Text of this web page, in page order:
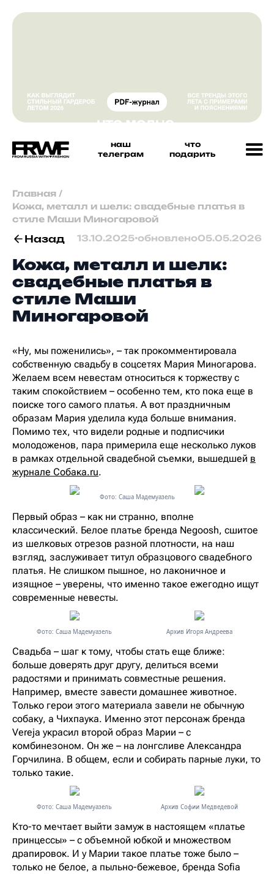
наш
телеграм
что
подарить
Главная /
Кожа, металл и шелк: свадебные платья в
стиле Маши Миногаровой
Назад 13.10.2025•обновлено05.05.2026
Кожа, металл и шелк:
свадебные платья в
стиле Маши
Миногаровой
«Ну, мы поженились», – так прокомментировала
собственную свадьбу в соцсетях Мария Миногарова.
Желаем всем невестам относиться к торжеству с
таким спокойствием – особенно тем, кто пока еще в
поиске того самого платья. А вот праздничным
образам Мария уделила куда больше внимания.
Помимо тех, что видели родные и подписчики
молодоженов, пара примерила еще несколько луков
в рамках отдельной свадебной съемки, вышедшей в
журнале Собака.ru.
Фото: Саша Мадемуазель
Первый образ – как ни странно, вполне
классический. Белое платье бренда Negoosh, сшитое
из шелковых отрезов разной плотности, на наш
взгляд, заслуживает титул образцового свадебного
платья. Не слишком пышное, но лаконичное и
изящное – уверены, что именно такое ежегодно ищут
современные невесты.
Фото: Саша Мадемуазель Архив Игоря Андреева
Свадьба – шаг к тому, чтобы стать еще ближе:
больше доверять друг другу, делиться всеми
радостями и принимать совместные решения.
Например, вместе завести домашнее животное.
Только герои этого материала завели не обычную
собаку, а Чихпаука. Именно этот персонаж бренда
Vereja украсил второй образ Марии – с
комбинезоном. Он же – на лонгсливе Александра
Горчилина. В общем, если и собирать парные луки, то
только такие.
Фото: Саша Мадемуазель Архив Софии Медведевой
Кто-то мечтает выйти замуж в настоящем «платье
принцессы» – с объемной юбкой и множеством
драпировок. И у Марии такое платье тоже было –
только не белое, а пыльно-бежевое, бренда Sofia